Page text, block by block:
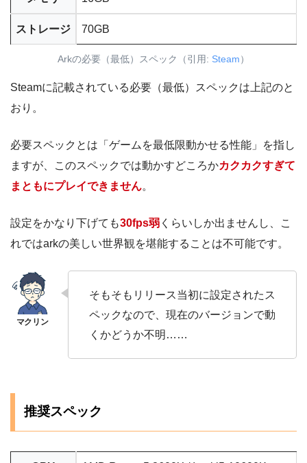
ストレージ 70GB
Arkの必要（最低）スペック（引用: Steam）
Steamに記載されている必要（最低）スペックは上記のと
おり。
必要スペックとは「ゲームを最低限動かせる性能」を指し
ますが、このスペックでは動かすどころかカクカクすぎて
まともにプレイできません。
設定をかなり下げても30fps弱 くらいしか出ませんし、こ
れではarkの美しい世界観を堪能することは不可能です。
そもそもリリース当初に設定されたス
ペックなので、現在のバージョンで動
くかどうか不明……
推奨スペック